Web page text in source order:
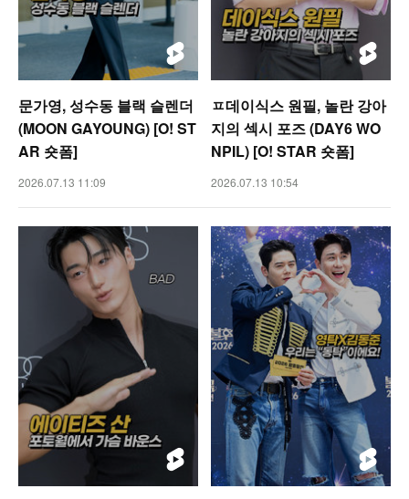
문가영, 성수동 블랙 슬렌더
(MOON GAYOUNG) [O! ST
AR 숏폼]
2026.07.13 11:09
ㅍ데이식스 원필, 놀란 강아
지의 섹시 포즈 (DAY6 WO
NPIL) [O! STAR 숏폼]
2026.07.13 10:54